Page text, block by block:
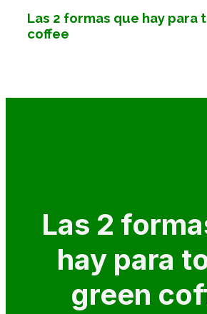
Las 2 formas que hay para
coffee
Las 2
hay para
green